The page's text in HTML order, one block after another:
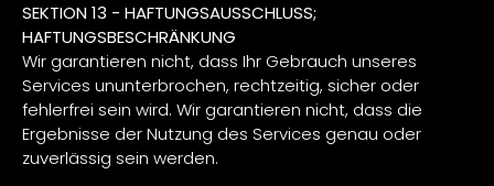
SEKTION 13 - HAFTUNGSAUSSCHLUSS;
HAFTUNGSBESCHRÄNKUNG
Wir garantieren nicht, dass Ihr Gebrauch unseres
Services ununterbrochen, rechtzeitig, sicher oder
fehlerfrei sein wird. Wir garantieren nicht, dass die
Ergebnisse der Nutzung des Services genau oder
zuverlässig sein werden.